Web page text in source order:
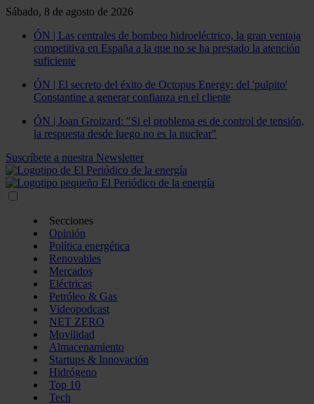
Sábado, 8 de agosto de 2026
ÓN | Las centrales de bombeo hidroeléctrico, la gran ventaja
competitiva en España a la que no se ha prestado la atención
suficiente
ÓN | El secreto del éxito de Octopus Energy: del 'pulpito'
Constantine a generar confianza en el cliente
ÓN | Joan Groizard: "Si el problema es de control de tensión,
la respuesta desde luego no es la nuclear"
Suscríbete a nuestra Newsletter
Secciones
Opinión
Política energética
Renovables
Mercados
Eléctricas
Petróleo & Gas
Videopodcast
NET ZERO
Movilidad
Almacenamiento
Startups & Innovación
Hidrógeno
Top 10
Tech